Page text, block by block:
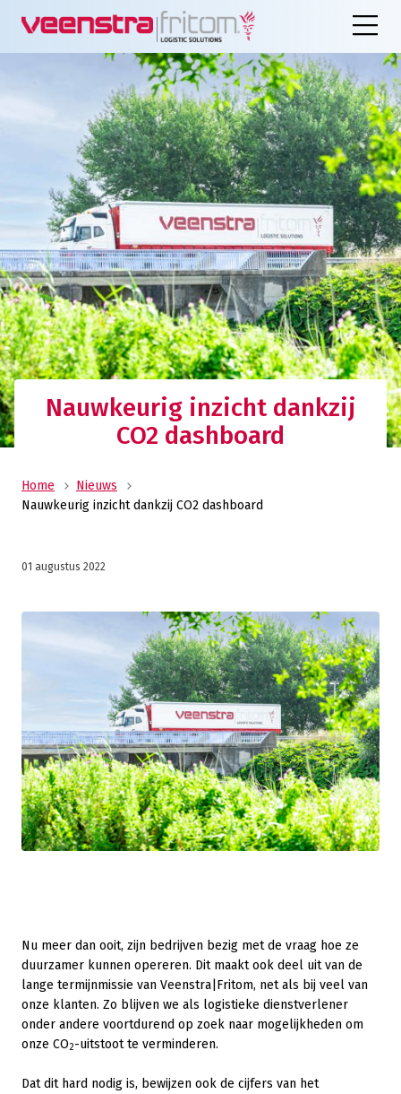
Nauwkeurig inzicht dankzij
CO2 dashboard
Home
Nieuws
Nauwkeurig inzicht dankzij CO2 dashboard
01 augustus 2022
Nu meer dan ooit, zijn bedrijven bezig met de vraag hoe ze
duurzamer kunnen opereren. Dit maakt ook deel uit van de
lange termijnmissie van Veenstra|Fritom, net als bij veel van
onze klanten. Zo blijven we als logistieke dienstverlener
onder andere voortdurend op zoek naar mogelijkheden om
onze CO2-uitstoot te verminderen.
Dat dit hard nodig is, bewijzen ook de cijfers van het